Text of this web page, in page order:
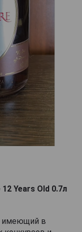
Years Old 0.7л
имеющий в